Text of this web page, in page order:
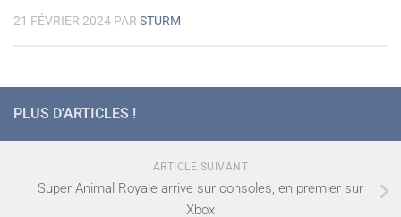
21 FÉVRIER 2024 PAR STURM
PLUS D'ARTICLES !
ARTICLE SUIVANT
Super Animal Royale arrive sur consoles, en premier sur
Xbox